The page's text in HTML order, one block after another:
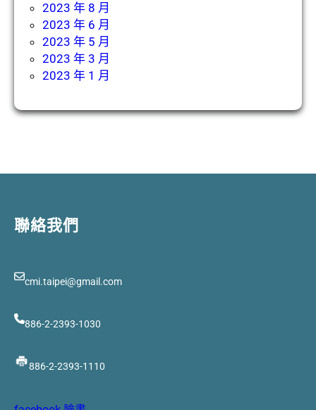
2023 年 8 月
2023 年 6 月
2023 年 5 月
2023 年 3 月
2023 年 1 月
聯絡我們
cmi.taipei@gmail.com
886-2-2393-1030
886-2-2393-1110